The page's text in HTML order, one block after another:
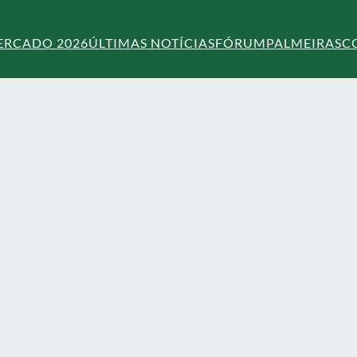
2026ÚLTIMAS NOTÍCIASFÓRUMPALMEIRAS